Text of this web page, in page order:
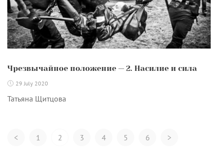
Чрезвычайное положение — 2. Насилие и сила
29 July 2020
Татьяна Щитцова
Posts
< 1 2 3 4 5 6 >